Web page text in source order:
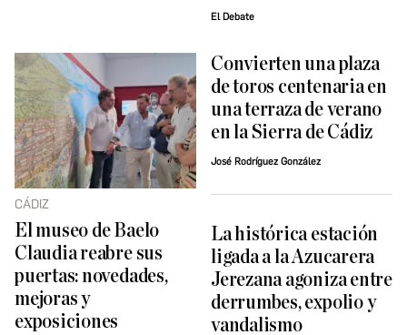
El Debate
CÁDIZ
El museo de Baelo
Claudia reabre sus
puertas: novedades,
mejoras y
exposiciones
Convierten una plaza
de toros centenaria en
una terraza de verano
en la Sierra de Cádiz
José Rodríguez González
La histórica estación
ligada a la Azucarera
Jerezana agoniza entre
derrumbes, expolio y
vandalismo